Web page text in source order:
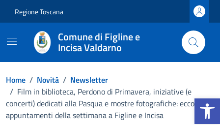
Apri la
Regione Toscana
Comune di Figline e
Incisa Valdarno
Home / Novità / Newsletter
/ Film in biblioteca, Perdono di Primavera, iniziative (e
concerti) dedicati alla Pasqua e mostre fotografiche: ecco gli
appuntamenti della settimana a Figline e Incisa